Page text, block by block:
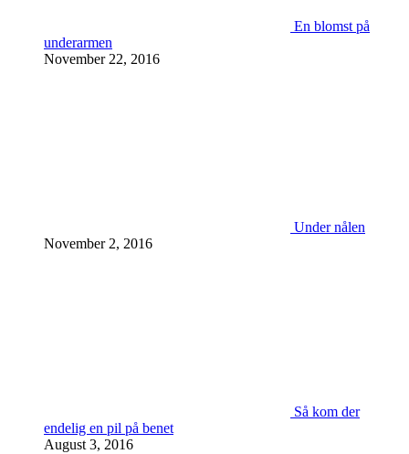
En blomst på
underarmen
November 22, 2016
Under nålen
November 2, 2016
Så kom der
endelig en pil på benet
August 3, 2016